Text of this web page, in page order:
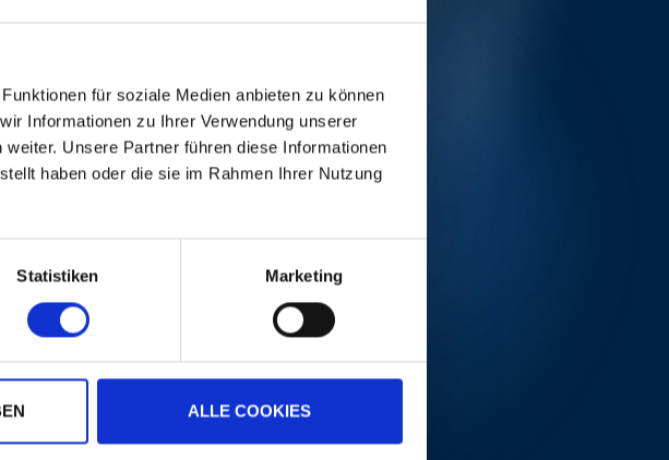
für soziale Medien anbieten zu können
Informationen zu Ihrer Verwendung unserer
Unsere Partner führen diese Informationen
haben oder die sie im Rahmen Ihrer Nutzung
Statistiken Marketing
ALLE COOKIES